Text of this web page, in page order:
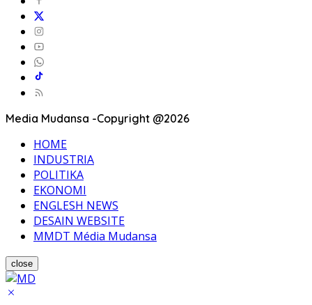
Media Mudansa -Copyright @2026
HOME
INDUSTRIA
POLITIKA
EKONOMI
ENGLESH NEWS
DESAIN WEBSITE
MMDT Média Mudansa
close